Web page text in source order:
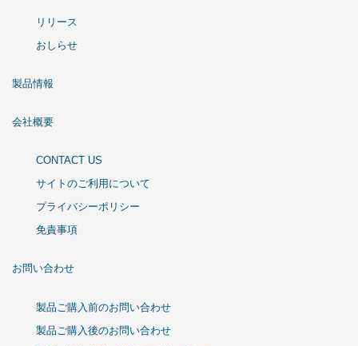
リリース
おしらせ
製品情報
会社概要
CONTACT US
サイトのご利用について
プライバシーポリシー
免責事項
お問い合わせ
製品ご購入前のお問い合わせ
製品ご購入後のお問い合わせ